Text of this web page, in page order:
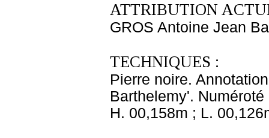
ATTRIBUTION
GROS Antoine Jean
TECHNIQUES :
Pierre noire.
Barthelemy'.
H. 00,158m ; L.